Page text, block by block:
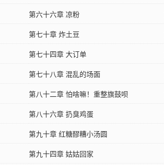
第六十六章 凉粉
第七十章 炸土豆
第七十四章 大订单
第七十八章 混乱的场面
第八十二章 怕啥嘛！重整旗鼓呗
第八十六章 扔臭鸡蛋
第九十章 红糖醪糟小汤圆
第九十四章 姑姑回家